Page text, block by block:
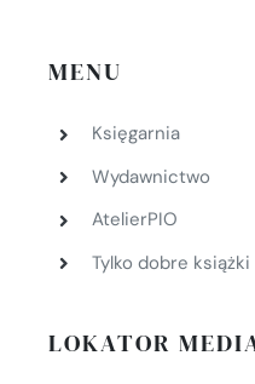
MENU
Księgarnia
Wydawnictwo
AtelierPIO
Tylko dobre książki
LOKATOR